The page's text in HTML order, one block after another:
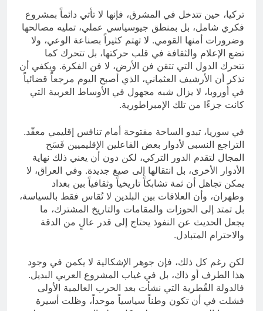
تركيا، حين تتدخل في المشرق، فإنها لا تأتي دائماً بمشروع
فكري شامل، بل بمنطق جيوسياسي عملي، تمليه مصالحها
وضرورات أمنها القومي. لا تهتم كثيراً بصناعة الوعي، ولا
تضع الإعلام والثقافة في قلب حركتها، بل تتحرك كما
تتحرك الدول التي تتقن فن الأرض، لا فن الفكرة. ويكفي أن
نذكر أن الأرشيف العثماني، الذي أصبح اليوم مرجعاً قضائياً
في أوروبا، لا يزال شبه مجهول في الأوساط العربية التي
كانت جزءًا من تلك الإمبراطورية.
في سوريا، تبدو الساحة مفتوحة أمام تنافس إقليمي معقّد.
التراجع النسبي لأدوار بعض الفاعلين الإقليميين فَسَح
المجال لتقدم الدور التركي، لكن دون أن يعني ذلك نهاية
الأدوار الأخرى، بل انتقالها إلى صيغ جديدة. وفي العراق، لا
يمكن تجاهل أن ثمة تشابكاً تاريخياً وثقافياً بين بغداد
وطهران، وأن العلاقات بين البلدين لا تُقاس فقط بالسياسة،
بل تمتد إلى الحوزات والمقامات والتاريخ المشترك، ما
يجعل الحديث عن النفوذ يحتاج إلى قدر عالٍ من الدقة
والاحترام المتبادل.
لكن رغم كل ذلك، فإن جوهر الإشكالية لا يكمن في وجود
هذا الطرف أو ذاك، بل في غياب المشروع العربي البديل.
فالدولة القُطرية التي نشأت بعد الحرب العالمية الأولى
فشلت في أن تكون وطناً سياسياً موحداً، وظلت أسيرة